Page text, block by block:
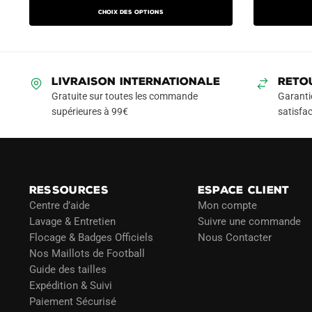
était :
actuel
est :
Choix des options
a
options
peuvent
être
choisies
page
produit
était :
LIVRAISON INTERNATIONALE
Gratuite sur toutes les commande
supérieures à 99€
RESSOURCES
Centre d’aide
Lavage & Entretien
Flocage & Badges Officiels
Nos Maillots de Football
Guide des tailles
Expédition & Suivi
Paiement Sécurisé
ESPACE CLIENT
Mon compte
Suivre une commande
Nous Contacter